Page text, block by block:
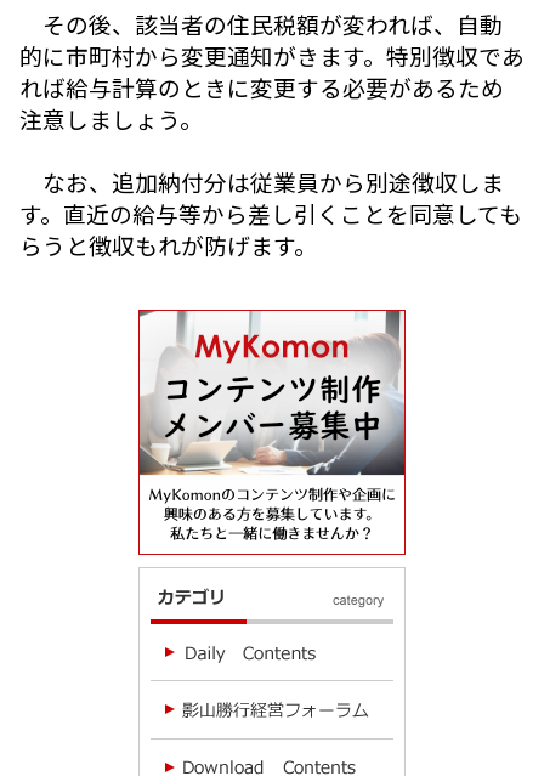
その後、該当者の住民税額が変われば、自動
的に市町村から変更通知がきます。特別徴収であ
れば給与計算のときに変更する必要があるため
注意しましょう。
なお、追加納付分は従業員から別途徴収しま
す。直近の給与等から差し引くことを同意しても
らうと徴収もれが防げます。